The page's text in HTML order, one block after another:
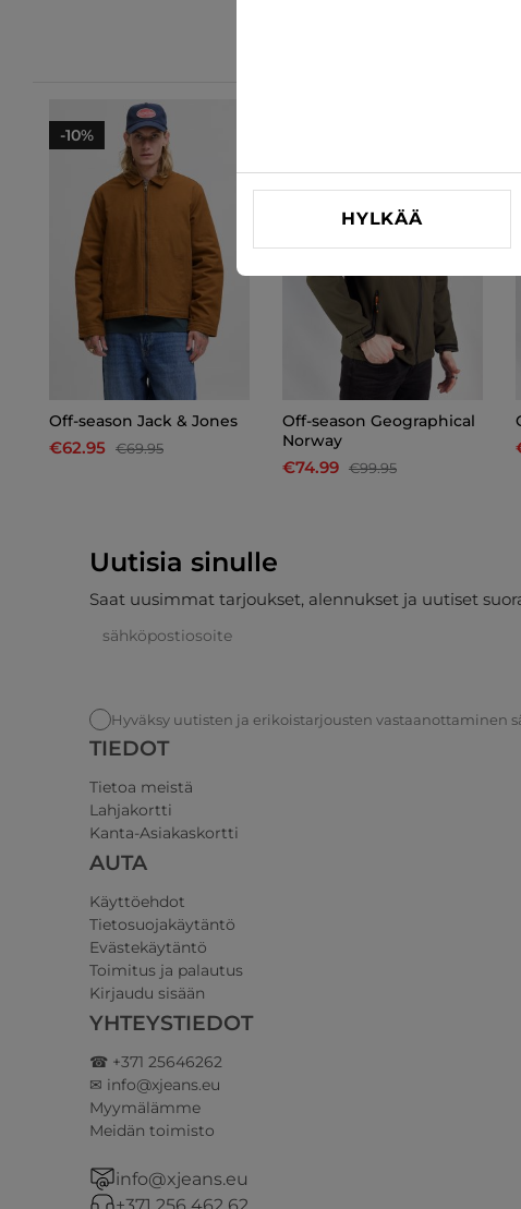
-10%
Off-season Jack & Jones
€62.95 €69.95
Off-season Geographical
Norway
€74.99 €99.95
Uutisia sinulle
Saat uusimmat tarjoukset, alennukset ja uutiset
Hyväksy uutisten ja erikoistarjousten vastaanottaminen
TIEDOT
Tietoa meistä
Lahjakortti
Kanta-Asiakaskortti
AUTA
Käyttöehdot
Tietosuojakäytäntö
Evästekäytäntö
Toimitus ja palautus
Kirjaudu sisään
YHTEYSTIEDOT
☎ +371 25646262
✉ info@xjeans.eu
Myymälämme
Meidän toimisto
info@xjeans.eu
HYLKÄÄ